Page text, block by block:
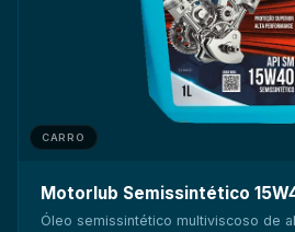
CARRO
Motorlub Semissintético
Óleo semissintético multiviscoso de